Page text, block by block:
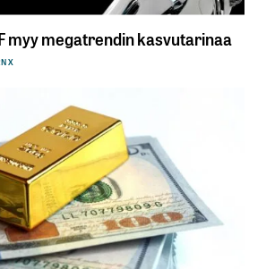
myy megatrendin kasvutarinaa
X